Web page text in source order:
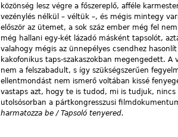
közönség lesz végre a főszereplő, afféle
vezénylés nélkül – véltük –, és mégis mintegy
először az ütemet, a sok száz ember még fel
még hallani egy-két lázadó másként tapsolót,
valahogy mégis az ünnepélyes csendhez
kakofonikus taps-szakaszokban megengedett.
nem a felszabadult, s így szükségszerűen
ellentmondást nem ismerő voltában kissé
vastaps azt, hogy te is tudod, mi is tudjuk,
utolsósorban a pártkongresszusi
harmatozza be / Tapsoló tenyered.